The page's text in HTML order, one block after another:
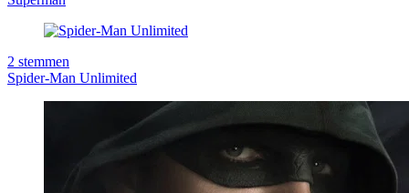
2 stemmen
Spider-Man Unlimited